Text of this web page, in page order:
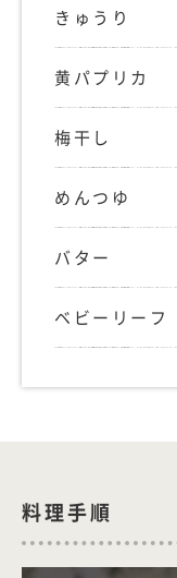
きゅうり
黄パプリカ
梅干し
めんつゆ
バター
ベビーリーフ
料理手順